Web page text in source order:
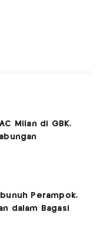
Milan di GBK,
Perampok,
dalam Bagasi